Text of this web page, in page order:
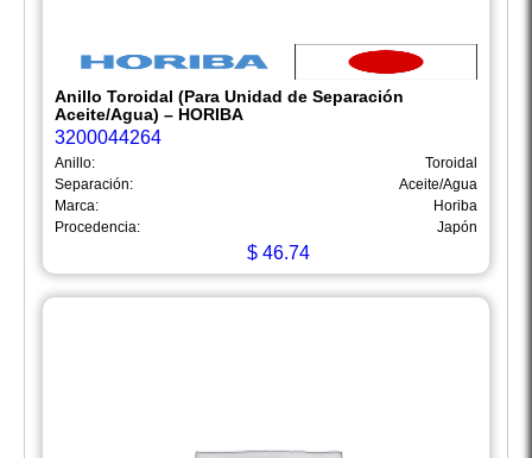
Anillo Toroidal (Para Unidad de Separación
Aceite/Agua) – HORIBA
3200044264
Anillo:
Toroidal
Separación:
Aceite/Agua
Marca:
Horiba
Procedencia:
Japón
$46.74